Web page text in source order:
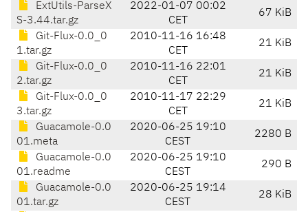
ExtUtils-ParseX
S-3.44.tar.gz
2022-01-07 00:02
CET
67 KiB
Git-Flux-0.0_0
1.tar.gz
2010-11-16 16:48
CET
21 KiB
Git-Flux-0.0_0
2.tar.gz
2010-11-16 22:01
CET
21 KiB
Git-Flux-0.0_0
3.tar.gz
2010-11-17 22:29
CET
21 KiB
Guacamole-0.0
01.meta
2020-06-25 19:10
CEST
2280 B
Guacamole-0.0
01.readme
2020-06-25 19:10
CEST
290 B
Guacamole-0.0
01.tar.gz
2020-06-25 19:14
CEST
28 KiB